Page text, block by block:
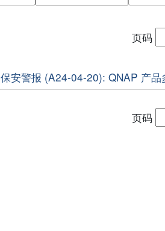
页码
保安警报 (A24-04-20): QNAP 产品
页码